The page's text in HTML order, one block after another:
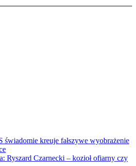
świadomie kreuje fałszywe wyobrażenie
Ryszard Czarnecki – kozioł ofiarny czy